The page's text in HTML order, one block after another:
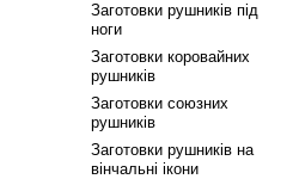
Заготовки рушників під
ноги
Заготовки коровайних
рушників
Заготовки союзних
рушників
Заготовки рушників на
вінчальні ікони